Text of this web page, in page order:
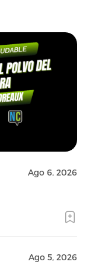
Ago 6, 2026
Ago 5, 2026